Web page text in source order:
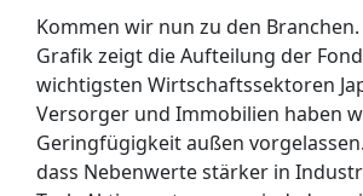
Kommen wir nun zu den
Grafik zeigt die Aufteilung der
wichtigsten Wirtschaftssektoren
Versorger und Immobilien haben
Geringfügigkeit außen
dass Nebenwerte stärker in